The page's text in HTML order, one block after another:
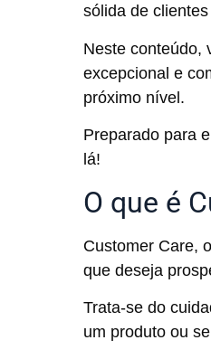
sólida de
Neste conteúdo,
excepcional e
próximo nível.
Preparado para
lá!
O que é
Customer Care,
que deseja
Trata-se do
um produto ou